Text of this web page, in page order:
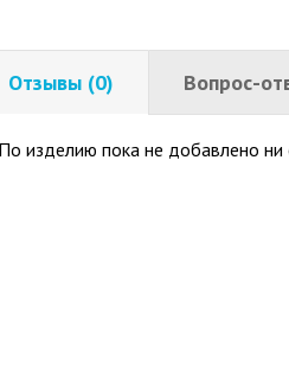
Отзывы (0) Вопрос-
По изделию пока не добавлено ни